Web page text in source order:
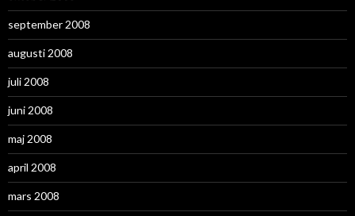
september 2008
augusti 2008
juli 2008
juni 2008
maj 2008
april 2008
mars 2008